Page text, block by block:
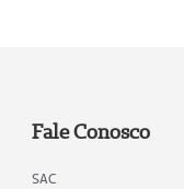
Fale Conosco
SAC